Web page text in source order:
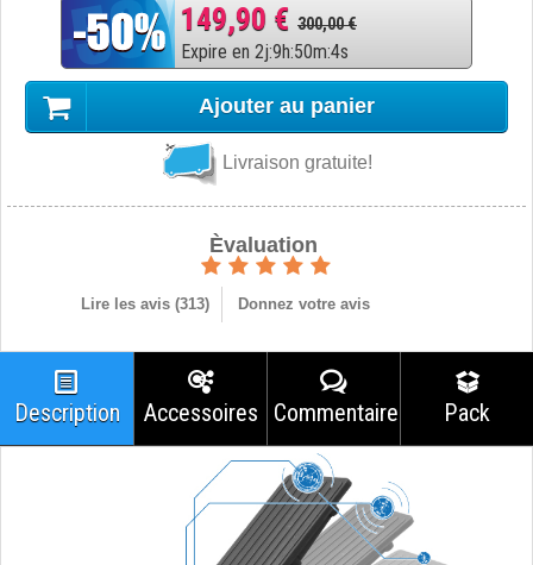
149,90 € 300,00 €
Expire en 2j:9h:50m:3s
Ajouter au panier
Livraison gratuite!
Èvaluation
Lire les avis (313) Donnez votre avis
Description Accessoires Commentaires Pack